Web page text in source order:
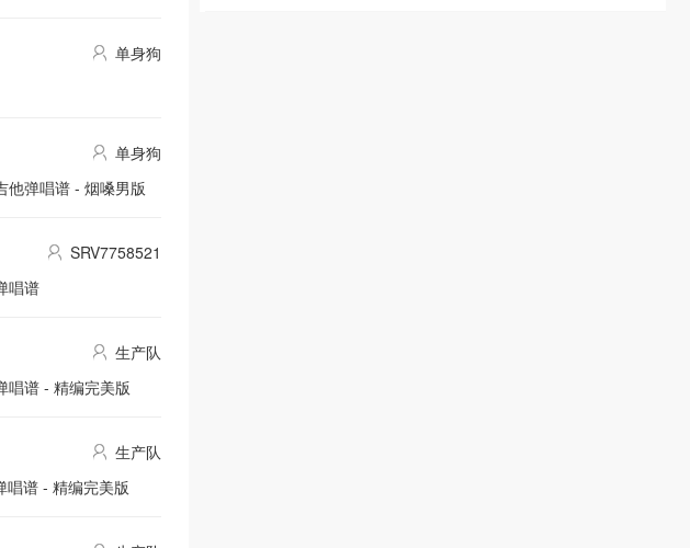
单身狗
单身狗
他弹唱谱 - 烟嗓男版
SRV7758521
唱谱
生产队
唱谱 - 精编完美版
生产队
唱谱 - 精编完美版